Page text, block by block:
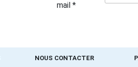
mail *
NOUS CONTACTER